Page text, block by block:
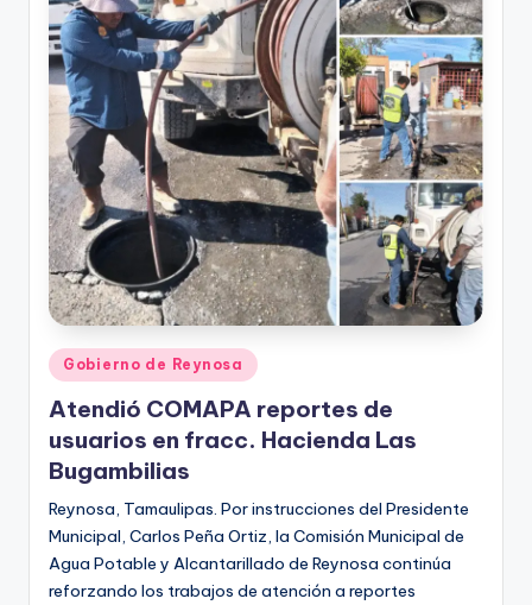
Publicado
en
Gobierno de Reynosa
Atendió COMAPA reportes de
usuarios en fracc. Hacienda Las
Bugambilias
Reynosa, Tamaulipas. Por instrucciones del Presidente
Municipal, Carlos Peña Ortiz, la Comisión Municipal de
Agua Potable y Alcantarillado de Reynosa continúa
reforzando los trabajos de atención a reportes